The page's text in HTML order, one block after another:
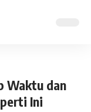
Waktu dan
Ini